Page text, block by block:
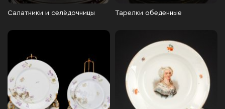
Салатники и селёдочницы Тарелки обеденные